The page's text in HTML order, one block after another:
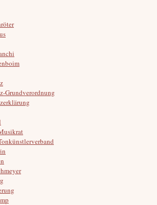
Grundverordnung